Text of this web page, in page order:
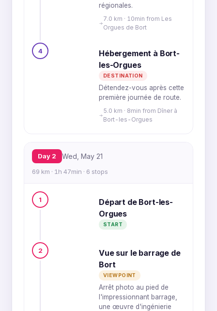
régionales.
7.0 km · 10min from Les
Orgues de Bort
4
Hébergement à Bort-
les-Orgues
DESTINATION
Détendez-vous après cette
première journée de route.
5.0 km · 8min from Dîner à
Bort-les-Orgues
Day 2 Wed, May 21
69 km · 1h 47min · 6 stops
1
Départ de Bort-les-
Orgues
START
2
Vue sur le barrage de
Bort
VIEWPOINT
Arrêt photo au pied de
l'impressionnant barrage,
une œuvre d'ingénierie